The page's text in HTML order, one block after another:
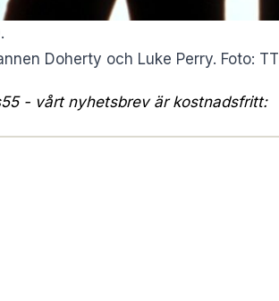
Doherty och Luke Perry. Foto: TT
- vårt nyhetsbrev är kostnadsfritt: